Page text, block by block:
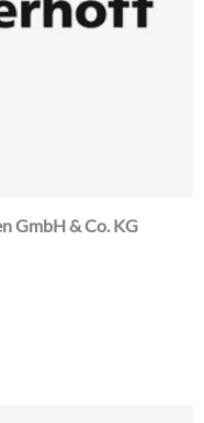
GmbH & Co. KG